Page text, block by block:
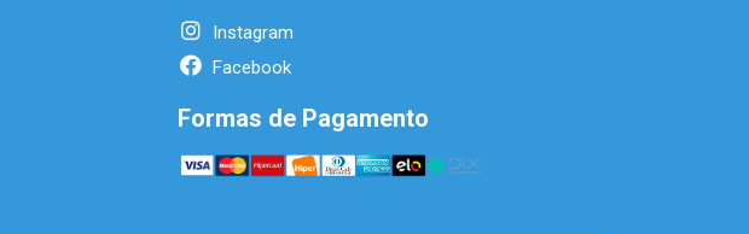
Instagram
Facebook
Formas de Pagamento